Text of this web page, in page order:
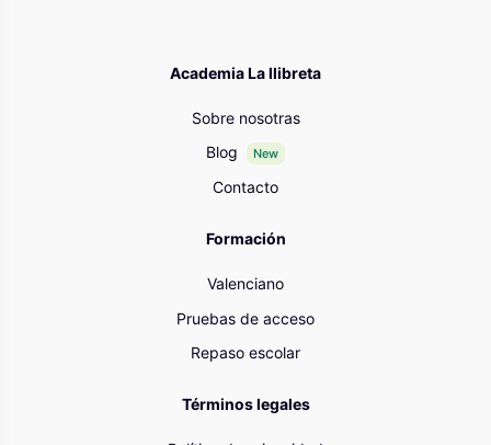
Academia La llibreta
Sobre nosotras
Blog
New
Contacto
Formación
Valenciano
Pruebas de acceso
Repaso escolar
Términos legales